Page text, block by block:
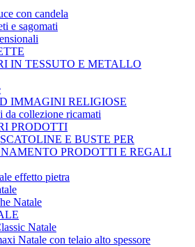
con candela
e sagomati
IN TESSUTO E METALLO
IMMAGINI RELIGIOSE
da collezione ricamati
PRODOTTI
E BUSTE PER
PRODOTTI E REGALI
effetto pietra
Natale
Natale
Natale con telaio alto spessore